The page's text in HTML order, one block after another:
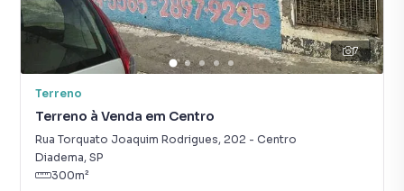
7
Terreno
Terreno à Venda em Centro
Rua Torquato Joaquim Rodrigues, 202 - Centro
Diadema, SP
300m²